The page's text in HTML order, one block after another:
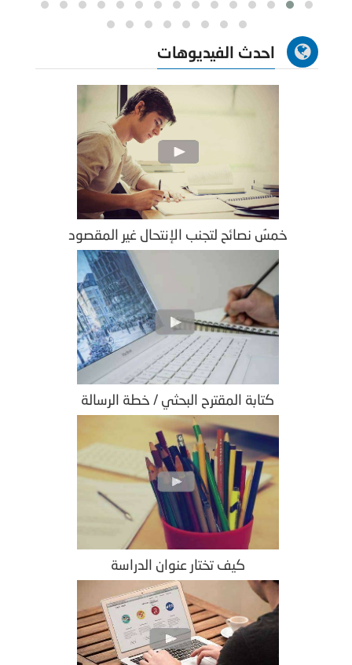
احدث الفيديوهات
خمسُ نصائح لتجنب الإنتحال غير المقصود
كتابة المقترح البحثي / خطة الرسالة
كيف تختار عنوان الدراسة